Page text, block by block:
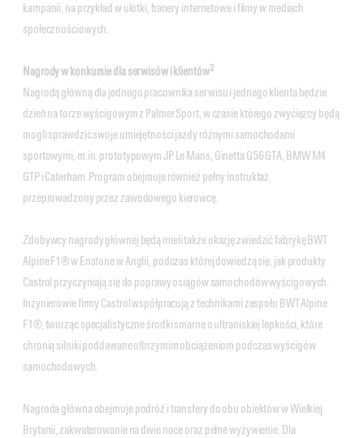
kampanii, na przykład w ulotki, banery internetowe i filmy w mediach
społecznościowych.
Nagrody w konkursie dla serwisów i klientów2
Nagrodą główną dla jednego pracownika serwisu i jednego klienta będzie
dzień na torze wyścigowym z Palmer Sport, w czasie którego zwycięzcy będą
mogli sprawdzić swoje umiejętności jazdy różnymi samochodami
sportowymi, m.in. prototypowym JP Le Mans, Ginetta G56 GTA, BMW M4
GTP i Caterham. Program obejmuje również pełny instruktaż
przeprowadzony przez zawodowego kierowcę.
Zdobywcy nagrody głównej będą mieli także okazję zwiedzić fabrykę BWT
Alpine F1® w Enstone w Anglii, podczas której dowiedzą się, jak produkty
Castrol przyczyniają się do poprawy osiągów samochodów wyścigowych.
Inżynierowie firmy Castrol współpracują z technikami zespołu BWT Alpine
F1®, tworząc specjalistyczne środki smarne o ultraniskiej lepkości, które
chronią silniki poddawane olbrzymim obciążeniom podczas wyścigów
samochodowych.
Nagroda główna obejmuje podróż i transfery do obu obiektów w Wielkiej
Brytanii, zakwaterowanie na dwie noce oraz pełne wyżywienie. Dla